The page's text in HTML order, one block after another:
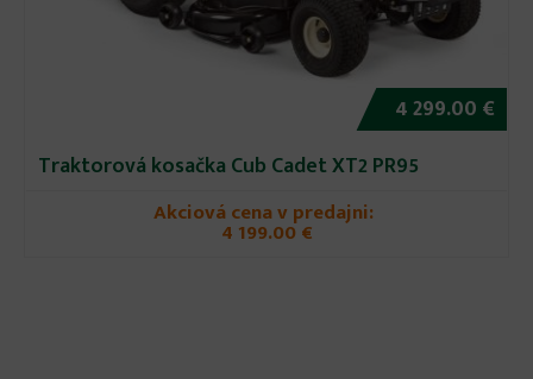
4 299.00 €
Traktorová kosačka Cub Cadet XT2 PR95
Akciová cena v predajni:
4 199.00 €